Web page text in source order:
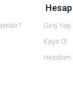
‎ Hesap
Giriş Yap
Kayıt Ol
Hesabım